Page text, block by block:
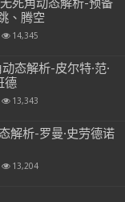
死角动态解析-预备
、腾空
14,345
态解析-皮尔特·范·
德
13,343
解析-罗曼·史劳德诺
13,204